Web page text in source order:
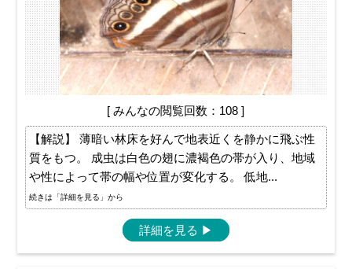
[ みんなの閲覧回数：108 ]
【解説】 薄暗い林床を好んで地表近くを静かに飛ぶ性
質をもつ。 成虫は白色の翅に濃褐色の帯が入り、地域
や性によって帯の幅や位置が変化する。 低地...
続きは「詳細を見る」から
詳細を見る ▶